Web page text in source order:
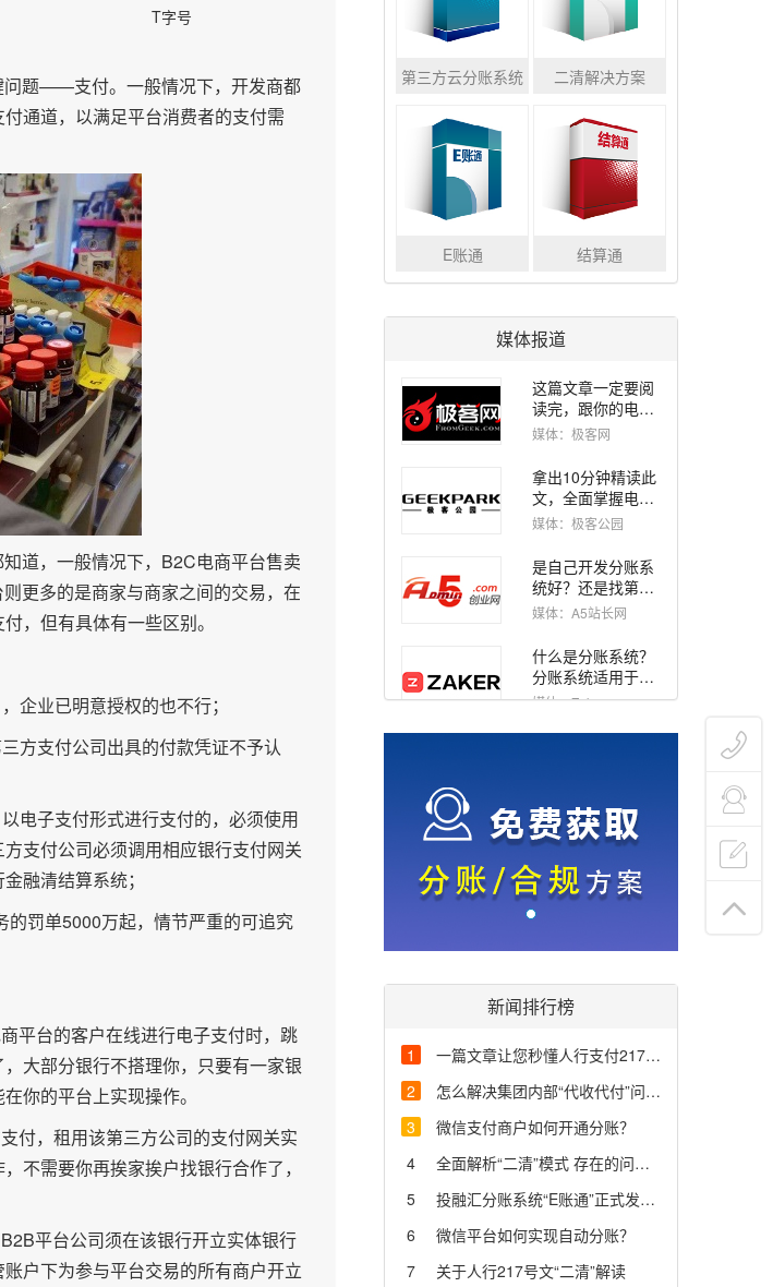
T字号
问题——支付。一般情况下，开发商都
通道，以满足平台消费者的支付需
道，一般情况下，B2C电商平台售卖
更多的是商家与商家之间的交易，在
，但有具体有一些区别。
企业已明意授权的也不行；
方支付公司出具的付款凭证不予认
电子支付形式进行支付的，必须使用
支付公司必须调用相应银行支付网关
融清结算系统；
罚单5000万起，情节严重的可追究
平台的客户在线进行电子支付时，跳
大部分银行不搭理你，只要有一家银
你的平台上实现操作。
付，租用该第三方公司的支付网关实
不需要你再挨家挨户找银行合作了，
平台公司须在该银行开立实体银行
户下为参与平台交易的所有商户开立
第三方云分账系统 二清解决方案
E账通 结算通
媒体报道
这篇文章一定要阅
读完，跟你的电商
平台生死有关！
媒体：极客网
拿出10分钟精读此
文，全面掌握电商
对账的小技巧
媒体：极客公园
是自己开发分账系
统好？还是找第三
方分账产品？
媒体：A5站长网
什么是分账系统？
分账系统适用于哪
些应用场景？
媒体：Zaker
电商平台该如何避
险？
媒体：中华网
前线 | 金融创新 投
电商监管已成事实
了这些
媒体：亿邦动力
2018金融科技如何
助力平台经济生态
新闻排行榜
1
一篇文章让您秒懂人行支付217号、281号、296号文
2
怎么解决集团内部“代收代付”问题？
3
微信支付商户如何开通分账？
4
全面解析“二清”模式 存在的问题、风险、判断及解决方法
5
投融汇分账系统“E账通”正式发布 助力平台企业持续发展
6
微信平台如何实现自动分账？
7
关于人行217号文“二清”解读